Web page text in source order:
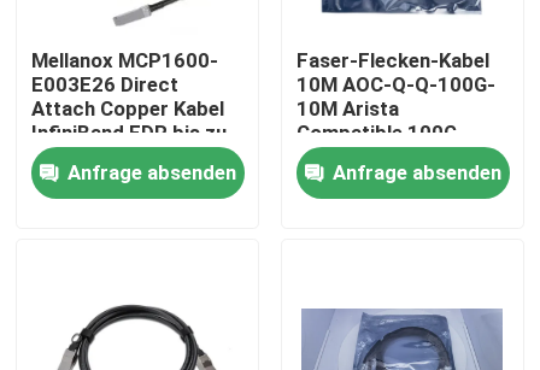
Treten Sie mit uns in Verbindung
Nachrichten
Nvidia KI-Produkte
Modul 100G QSFP28
Mellanox MCP1600-
E003E26 Direct
Attach Copper Kabel
InfiniBand EDR bis zu
100 Gbit/s QSFP28
3m Schwarz 26AWG
Glasfaser-Ausrüstung
Anfrage absenden
Faser-Flecken-Kabel
10M AOC-Q-Q-100G-
10M Arista
Compatible 100G
QSFP28 AOC
Anfrage absenden